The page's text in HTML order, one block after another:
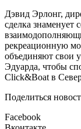
Дэвид Эрлонг,
сделка
рекреационную
объединяют свои
Эдуарда, чтобы
Click&Boat в
Поделиться
Facebook